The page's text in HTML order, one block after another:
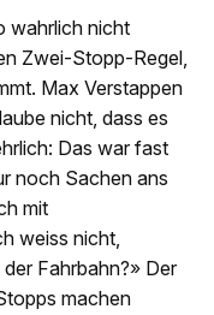
wahrlich nicht
Zwei-Stopp-Regel,
Max Verstappen
nicht, dass es
Das war fast
noch Sachen ans
mit
weiss nicht,
Fahrbahn?» Der
machen